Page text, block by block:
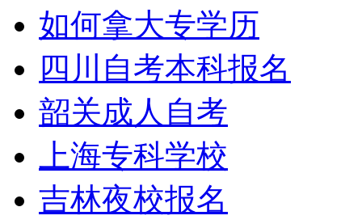
如何拿大专学历
四川自考本科报名
韶关成人自考
上海专科学校
吉林夜校报名
学历提升报考中心